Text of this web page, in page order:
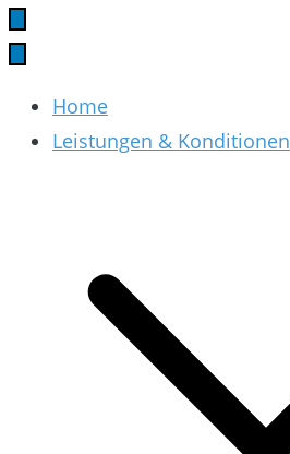
Home
Leistungen & Konditionen